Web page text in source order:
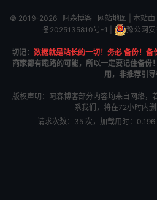
© 2019-2026 阿森博客 网站地图 | 本站由
备2025135810号-1
豫公网
切记： 数据就是站长的一切！务必 备份！备
商家都有跑路的可能，所以一定要记住备份
用，非推荐引
版权声明：阿森博客部分内容均来自网络，
系我们，将在72小时内删
请求次数：35 次，加载用时：